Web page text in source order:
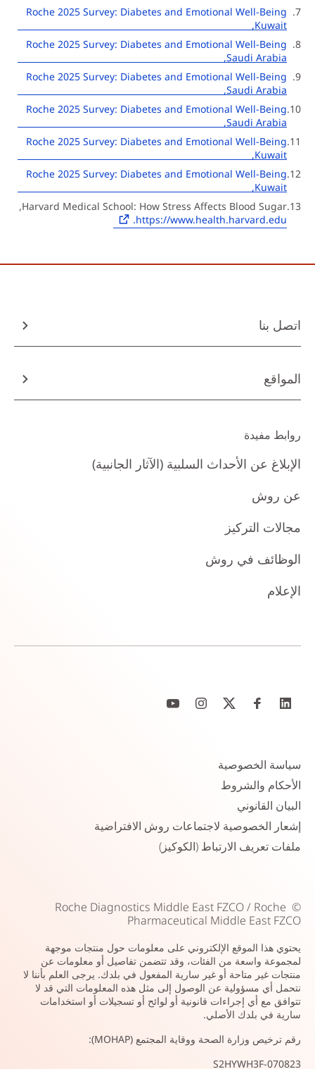
Roche 2025 Survey: Diabetes and Emotional Well-Being
Kuwait,
Roche 2025 Survey: Diabetes and Emotional Well-Being
Saudi Arabia,
Roche 2025 Survey: Diabetes and Emotional Well-Being
Saudi Arabia,
Roche 2025 Survey: Diabetes and Emotional Well-Being
Saudi Arabia,
Roche 2025 Survey: Diabetes and Emotional Well-Being
Kuwait,
Roche 2025 Survey: Diabetes and Emotional Well-Being
Kuwait,
Harvard Medical School: How Stress Affects Blood Sugar,
https://www.health.harvard.edu.
اتصل بنا
المواقع
روابط مفيدة
الإبلاغ عن الأحداث السلبية (الآثار الجانبية)
عن روش
مجالات التركيز
الوظائف في روش
الإعلام
سياسة الخصوصية
الأحكام والشروط
البيان القانوني
إشعار الخصوصية لاجتماعات روش الافتراضية
ملفات تعريف الارتباط (الكوكيز)
©
Roche Diagnostics Middle East FZCO / Roche
Pharmaceutical Middle East FZCO
يحتوي هذا الموقع الإلكتروني على معلومات حول منتجات موجهة
لمجموعة واسعة من الفئات، وقد تتضمن تفاصيل أو معلومات عن
منتجات غير متاحة أو غير سارية المفعول في بلدك. يرجى العلم بأننا لا
نتحمل أي مسؤولية عن الوصول إلى مثل هذه المعلومات التي قد لا
تتوافق مع أي إجراءات قانونية أو لوائح أو تسجيلات أو استخدامات
سارية في بلدك الأصلي.
رقم ترخيص وزارة الصحة ووقاية المجتمع (MOHAP):
S2HYWH3F-070823